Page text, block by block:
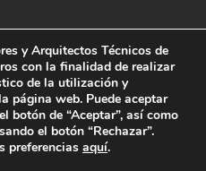
41. 29016 Málaga
236 608 · info@coaat.es
y Arquitectos Técnicos de
con la finalidad de realizar
de la utilización y
página web. Puede aceptar
botón de “Aceptar”, así como
el botón “Rechazar”.
preferencias aquí.